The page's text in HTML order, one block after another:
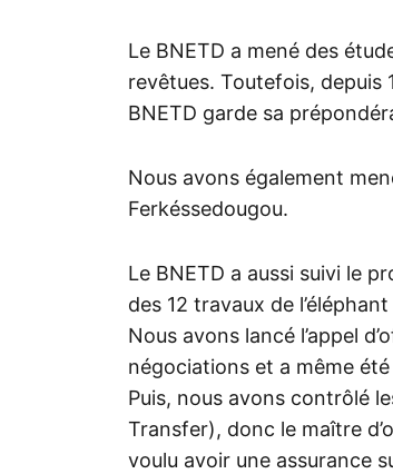
Le BNETD a mené des
revêtues. Toutefois, depuis
BNETD garde sa
Nous avons également
Ferkéssedougou.
Le BNETD a aussi suivi le
des 12 travaux de
Nous avons lancé l’appel
négociations et a même
Puis, nous avons contrôlé
Transfer), donc le maître
voulu avoir une assurance